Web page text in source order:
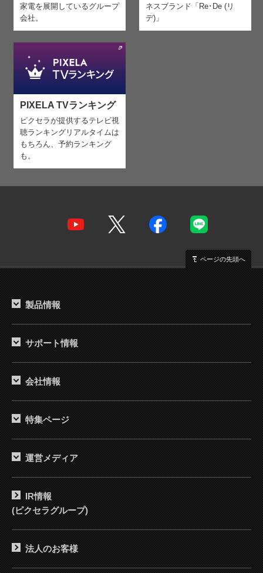
家電を展開しているグループ
会社。
ネスブランド「Re･De (リ
デ)」
PIXELA TVランキング
ピクセラが提供するテレビ視
聴ランキング リアルタイムは
もちろん、予約ランキング
も。
ページの先頭へ
製品情報
サポート情報
会社情報
特集ページ
運営メディア
IR情報
(ピクセラグループ)
法人のお客様